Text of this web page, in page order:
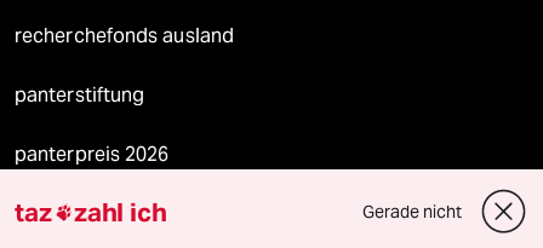
recherchefonds ausland
panterstiftung
panterpreis 2026
taz zahl ich Gerade nicht